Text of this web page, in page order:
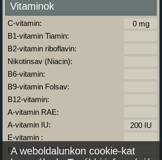
Vitaminok
C-vitamin:
B1-vitamin Tiamin:
B2-vitamin riboflavin:
Nikotinsav (Niacin):
B6-vitamin:
B9-vitamin Folsav:
B12-vitamin:
A-vitamin RAE:
A-vitamin IU:
E-vitamin :
D-vitamin (D2+D3):
A weboldalunkon cookie-kat